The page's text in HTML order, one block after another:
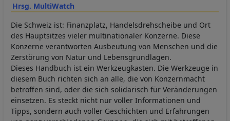
Hrsg. MultiWatch
Die Schweiz ist: Finanzplatz, Handelsdrehscheibe und Ort
des Hauptsitzes vieler multinationaler Konzerne. Diese
Konzerne verantworten Ausbeutung von Menschen und die
Zerstörung von Natur und Lebensgrundlagen.
Dieses Handbuch ist ein Werkzeugkasten. Die Werkzeuge in
diesem Buch richten sich an alle, die von Konzernmacht
betroffen sind, oder die sich solidarisch für Veränderungen
einsetzen. Es steckt nicht nur voller Informationen und
Tipps, sondern auch voller Geschichten und Erfahrungen